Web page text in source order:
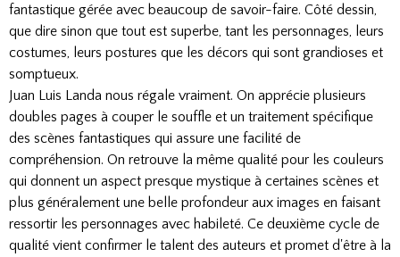
fantastique gérée avec beaucoup de savoir-faire. Côté dessin,
que dire sinon que tout est superbe, tant les personnages, leurs
costumes, leurs postures que les décors qui sont grandioses et
somptueux.
Juan Luis Landa nous régale vraiment. On apprécie plusieurs
doubles pages à couper le souffle et un traitement spécifique
des scènes fantastiques qui assure une facilité de
compréhension. On retrouve la même qualité pour les couleurs
qui donnent un aspect presque mystique à certaines scènes et
plus généralement une belle profondeur aux images en faisant
ressortir les personnages avec habileté. Ce deuxième cycle de
qualité vient confirmer le talent des auteurs et promet d'être à la